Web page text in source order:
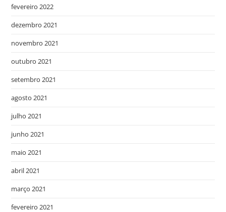
fevereiro 2022
dezembro 2021
novembro 2021
outubro 2021
setembro 2021
agosto 2021
julho 2021
junho 2021
maio 2021
abril 2021
março 2021
fevereiro 2021